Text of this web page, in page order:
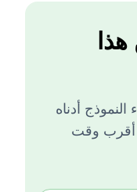
أدناه
أقرب وقت